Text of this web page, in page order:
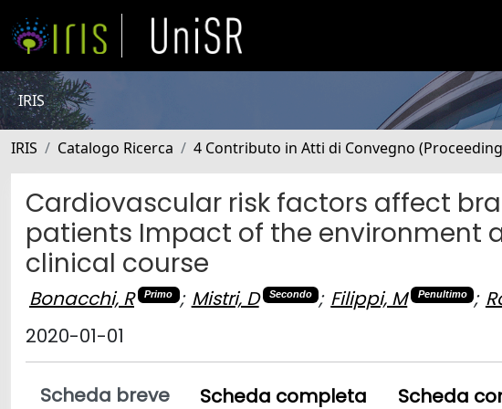
IRIS
IRIS Catalogo Ricerca 4 Contributo in Atti di Convegno
Cardiovascular risk factors affect
patients Impact of the environment
clinical course
Bonacchi, R Primo ; Mistri, D Secondo ; Filippi, M Penultimo ;
2020-01-01
Scheda breve Scheda completa Scheda